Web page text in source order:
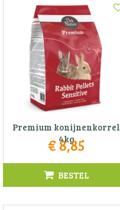
Premium konijnenkorrel
4kg
€8,85
BESTEL